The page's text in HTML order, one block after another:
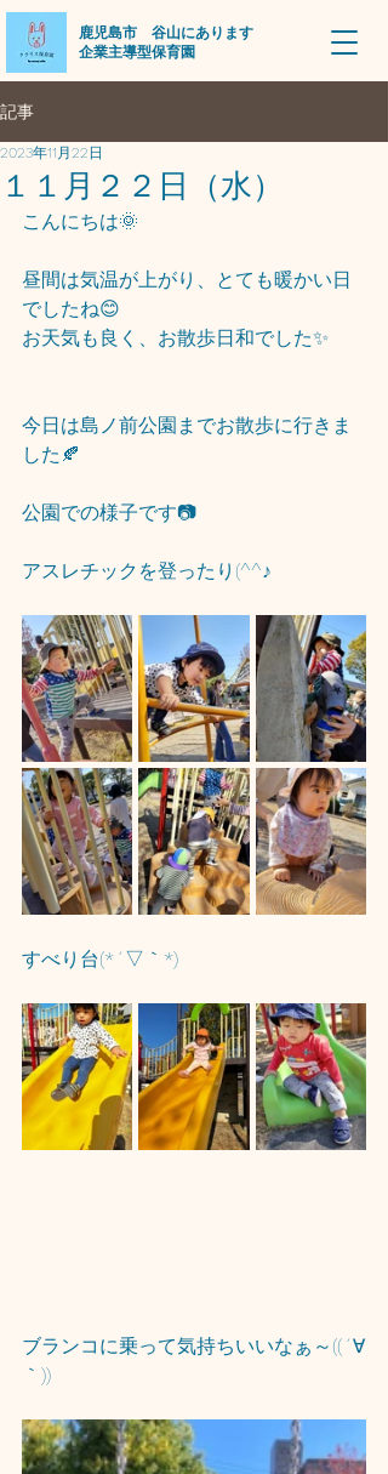
​鹿児島市 谷山にあります
企業主導型保育園
記事
１１月２２日（水）
2023年11月22日
こんにちは🌞
昼間は気温が上がり、とても暖かい日
でしたね😊
お天気も良く、お散歩日和でした✨
今日は島ノ前公園までお散歩に行きま
した🍂
公園での様子です📷
アスレチックを登ったり(^^♪
すべり台(*´▽｀*)
ブランコに乗って気持ちいいなぁ～((´∀
｀))